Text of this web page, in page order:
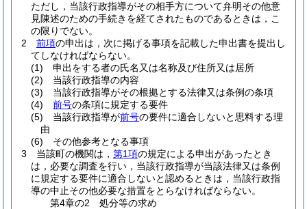
ただし，当該行政指導がその相手方について弁明その他意
見陳述のための手続きを経てされたものであるときは，こ
の限りでない。
2
前項の申出は，次に掲げる事項を記載した申出書を提出し
てしなければならない。
(1)
申出をする者の氏名又は名称及び住所又は居所
(2)
当該行政指導の内容
(3)
当該行政指導がその根拠とする法律又は条例の条項
(4)
前号の条項に規定する要件
(5)
当該行政指導が前号の要件に適合しないと思料する理
由
(6)
その他参考となる事項
3
当該町の機関は， 第1項の規定による申出があったとき
は，必要な調査を行い，当該行政指導が当該法律又は条例
に規定する要件に適合しないと認めるときは，当該行政指
導の中止その他必要な措置をとらなければならない。
第4章の2
処分等の求め